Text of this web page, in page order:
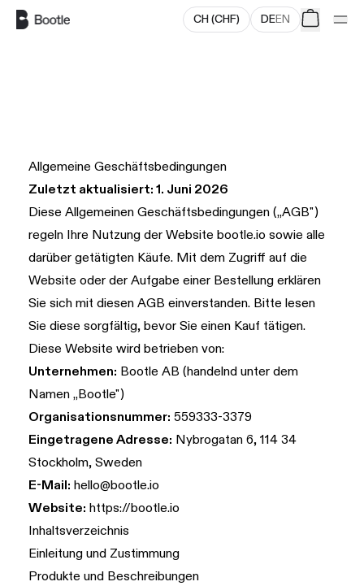
Zum Hauptinhalt springen
CH(CHF) DEEN
Allgemeine Geschäftsbedingungen
Zuletzt aktualisiert: 1. Juni 2026
Diese Allgemeinen Geschäftsbedingungen („AGB")
regeln Ihre Nutzung der Websitebootle.io sowie alle
darüber getätigten Käufe. Mit dem Zugriff auf die
Website oder der Aufgabe einer Bestellung erklären
Sie sich mit diesen AGB einverstanden. Bitte lesen
Sie diese sorgfältig, bevor Sie einen Kauf tätigen.
Diese Website wird betrieben von:
Unternehmen: Bootle AB (handelnd unter dem
Namen „Bootle")
Organisationsnummer: 559333-3379
Eingetragene Adresse: Nybrogatan 6, 114 34
Stockholm, Sweden
E-Mail: hello@bootle.io
Website: https://bootle.io
Inhaltsverzeichnis
Einleitung und Zustimmung
Produkte und Beschreibungen